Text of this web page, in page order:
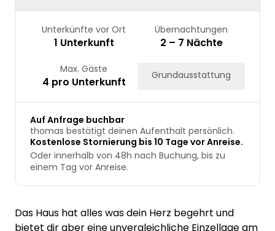
Unterkünfte vor Ort
1 Unterkunft
Übernachtungen
2 – 7 Nächte
Max. Gäste
4 pro Unterkunft Grundausstattung
Auf Anfrage buchbar
thomas bestätigt deinen Aufenthalt persönlich.
Kostenlose Stornierung bis 10 Tage vor Anreise.
Oder innerhalb von 48h nach Buchung, bis zu
einem Tag vor Anreise.
Das Haus hat alles was dein Herz begehrt und
bietet dir aber eine unvergleichliche Einzellage am